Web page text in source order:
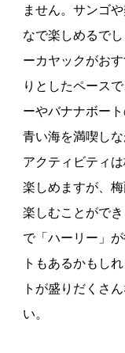
ません。サンゴ
なで楽しめるで
ーカヤックがお
りとしたペース
ーやバナナボー
青い海を満喫し
アクティビティ
楽しめますが、
楽しむことがで
で「ハーリー」
トもあるかもし
トが盛りだくさ
い。